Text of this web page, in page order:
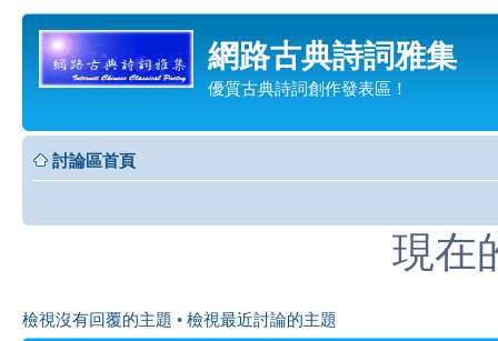
網路古典詩詞雅集
優質古典詩詞創作發表區！
討論區首頁
現在
檢視沒有回覆的主題 • 檢視最近討論的主題